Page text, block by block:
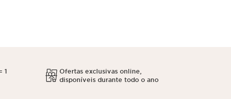
1
Ofertas exclusivas online,
disponíveis durante todo o ano